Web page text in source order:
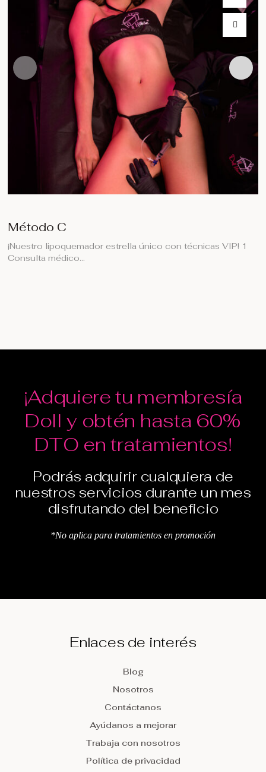
Método C
¡Nuestro lipoquemador estrella único con técnicas VIP! 1
Consulta médico…
¡Adquiere tu membresía
Doll y obtén hasta 60%
DTO en tratamientos!
Podrás adquirir cualquiera de
nuestros servicios durante un mes
disfrutando del beneficio
*No aplica para tratamientos en promoción
Enlaces de interés
Blog
Nosotros
Contáctanos
Ayúdanos a mejorar
Trabaja con nosotros
Política de privacidad